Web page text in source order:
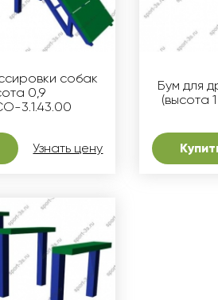
собак
0,9
3.1.43.00
Узнать цену
Бум для
(высота